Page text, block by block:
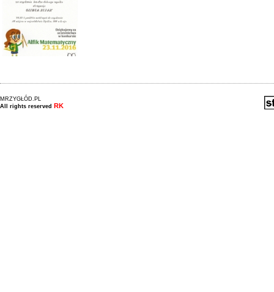
MRZYGŁÓD.PL
All rights reserved RK